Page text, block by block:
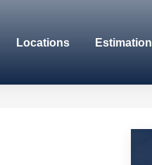
Locations Estimation